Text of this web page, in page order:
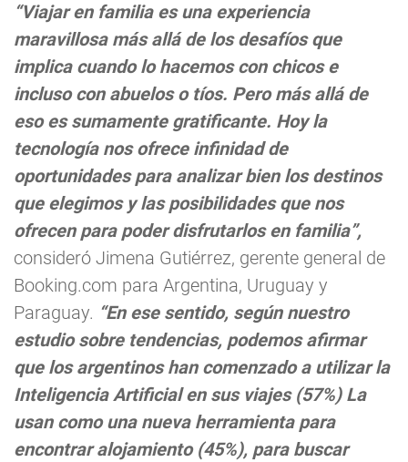
“Viajar en familia es una experiencia
maravillosa más allá de los desafíos que
implica cuando lo hacemos con chicos e
incluso con abuelos o tíos. Pero más allá de
eso es sumamente gratificante. Hoy la
tecnología nos ofrece infinidad de
oportunidades para analizar bien los destinos
que elegimos y las posibilidades que nos
ofrecen para poder disfrutarlos en familia”,
consideró Jimena Gutiérrez, gerente general de
Booking.com para Argentina, Uruguay y
Paraguay. “En ese sentido, según nuestro
estudio sobre tendencias, podemos afirmar
que los argentinos han comenzado a utilizar la
Inteligencia Artificial en sus viajes (57%) La
usan como una nueva herramienta para
encontrar alojamiento (45%), para buscar